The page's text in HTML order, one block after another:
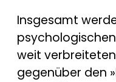
Insgesamt
weit
gegenüber den